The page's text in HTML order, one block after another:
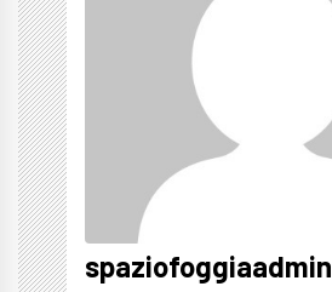
spaziofoggiaadmin